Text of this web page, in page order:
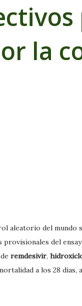
la
aleatorio del mundo
del
remdesivir,
a los 28 días,